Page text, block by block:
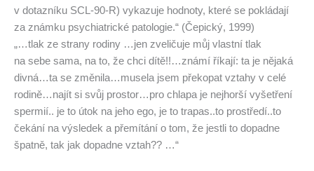
v dotazníku SCL-90-R) vykazuje hodnoty, které se pokládají
za známku psychiatrické patologie.“ (Čepický, 1999)
„…tlak ze strany rodiny …jen zveličuje můj vlastní tlak
na sebe sama, na to, že chci dítě!!…známí říkají: ta je nějaká
divná…ta se změnila…musela jsem překopat vztahy v celé
rodině…najít si svůj prostor…pro chlapa je nejhorší vyšetření
spermií.. je to útok na jeho ego, je to trapas..to prostředí..to
čekání na výsledek a přemítání o tom, že jestli to dopadne
špatně, tak jak dopadne vztah?? …“